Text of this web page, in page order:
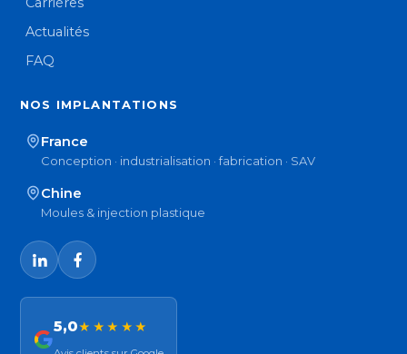
Actualités
FAQ
NOS IMPLANTATIONS
France
Conception · industrialisation · fabrication · SAV
Chine
Moules & injection plastique
5,0★★★★★